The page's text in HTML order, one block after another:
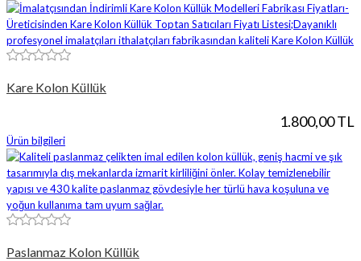
Kare Kolon Küllük
1.800,00 TL
Ürün bilgileri
Paslanmaz Kolon Küllük